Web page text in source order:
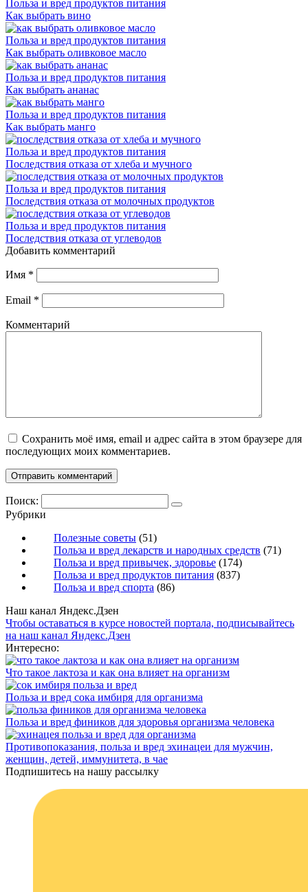
Польза и вред продуктов питания
Как выбрать вино
Польза и вред продуктов питания
Как выбрать оливковое масло
Польза и вред продуктов питания
Как выбрать ананас
Польза и вред продуктов питания
Как выбрать манго
Польза и вред продуктов питания
Последствия отказа от хлеба и мучного
Польза и вред продуктов питания
Последствия отказа от молочных продуктов
Польза и вред продуктов питания
Последствия отказа от углеводов
Добавить комментарий
Имя *
Email *
Комментарий
Сохранить моё имя, email и адрес сайта в этом браузере для
последующих моих комментариев.
Поиск:
Рубрики
Полезные советы (51)
Польза и вред лекарств и народных средств (71)
Польза и вред привычек, здоровье (174)
Польза и вред продуктов питания (837)
Польза и вред спорта (86)
Наш канал Яндекс.Дзен
Чтобы оставаться в курсе новостей портала, подписывайтесь
на наш канал Яндекс.Дзен
Интересно:
Что такое лактоза и как она влияет на организм
Польза и вред сока имбиря для организма
Польза и вред фиников для здоровья организма человека
Противопоказания, польза и вред эхинацеи для мужчин,
женщин, детей, иммунитета, в чае
Подпишитесь на нашу рассылку